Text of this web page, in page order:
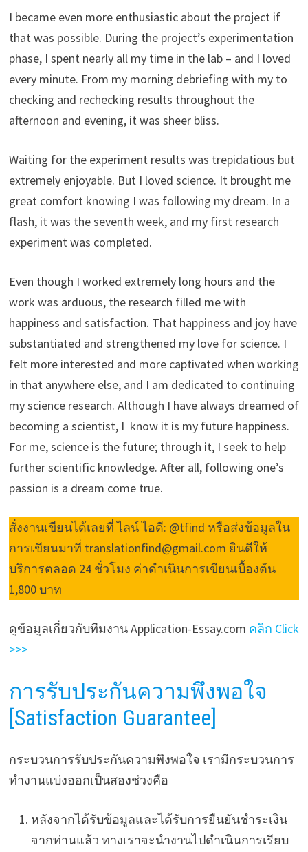
I became even more enthusiastic about the project if
that was possible. During the project’s experimentation
phase, I spent nearly all my time in the lab – and I loved
every minute. From my morning debriefing with my to
checking and rechecking results throughout the
afternoon and evening, it was sheer bliss.
Waiting for the experiment results was trepidatious but
extremely enjoyable. But I loved science. It brought me
great comfort knowing I was following my dream. In a
flash, it was the seventh week, and my first research
experiment was completed.
Even though I worked extremely long hours and the
work was arduous, the research filled me with
happiness and satisfaction. That happiness and joy have
substantiated and strengthened my love for science. I
felt more interested and more captivated when working
in that anywhere else, and I am dedicated to continuing
my science research. Although I have always dreamed of
becoming a scientist, I know it is my future happiness.
For me, science is the future; through it, I seek to help
further scientific knowledge. After all, following one’s
passion is a dream come true.
สั่งงานเขียนได้เลยที่ ไลน์ ไอดี: @tfind หรือส่งข้อมูลใน
การเขียนมาที่ translationfind@gmail.com ยินดีให้
บริการตลอด 24 ชั่วโมง ค่าดำเนินการเขียนเบื้องต้น
1,800 บาท
ดูข้อมูลเกี่ยวกับทีมงาน Application-Essay.com คลิก Click
>>>
การรับประกันความพึงพอใจ
[Satisfaction Guarantee]
กระบวนการรับประกันความพึงพอใจ เรามีกระบวนการ
ทำงานแบ่งออกเป็นสองช่วงคือ
หลังจากได้รับข้อมูลและได้รับการยืนยันชำระเงิน
จากท่านแล้ว ทางเราจะนำงานไปดำเนินการเรียบ